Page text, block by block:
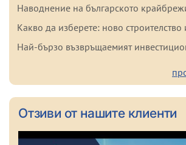
Oтзиви от нашите клиенти